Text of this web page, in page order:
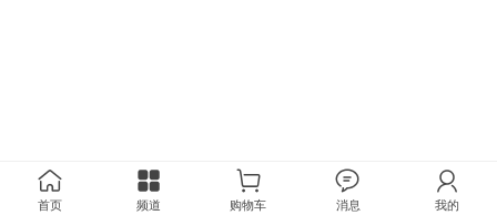
首页 频道 购物车 消息 我的